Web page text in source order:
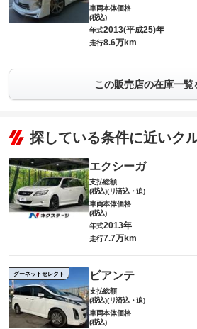
車両本体価格
(税込)
年式2013(平成25)年
走行8.6万km
この販売店の在庫一覧
探している条件に近いク
エクシーガ
支払総額
(税込)(リ済込・追)
車両本体価格
(税込)
年式2013年
走行7.7万km
グーネットセレクト ビアンテ
支払総額
(税込)(リ済込・追)
車両本体価格
(税込)